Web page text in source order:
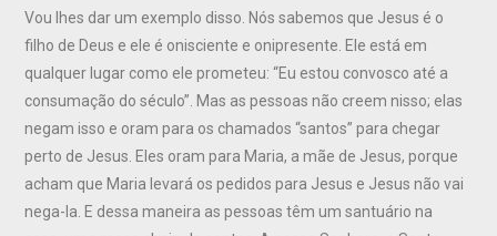
Vou lhes dar um exemplo disso. Nós sabemos que Jesus é o
filho de Deus e ele é onisciente e onipresente. Ele está em
qualquer lugar como ele prometeu: “Eu estou convosco até a
consumação do século”. Mas as pessoas não creem nisso; elas
negam isso e oram para os chamados “santos” para chegar
perto de Jesus. Eles oram para Maria, a mãe de Jesus, porque
acham que Maria levará os pedidos para Jesus e Jesus não vai
nega-la. E dessa maneira as pessoas têm um santuário na